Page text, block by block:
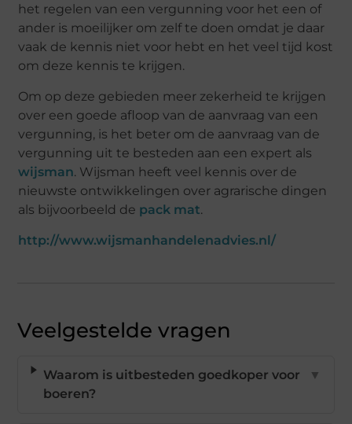
het regelen van een vergunning voor het een of
ander is moeilijker om zelf te doen omdat je daar
vaak de kennis niet voor hebt en het veel tijd kost
om deze kennis te krijgen.
Om op deze gebieden meer zekerheid te krijgen
over een goede afloop van de aanvraag van een
vergunning, is het beter om de aanvraag van de
vergunning uit te besteden aan een expert als
wijsman. Wijsman heeft veel kennis over de
nieuwste ontwikkelingen over agrarische dingen
als bijvoorbeeld de pack mat.
http://www.wijsmanhandelenadvies.nl/
Veelgestelde vragen
Waarom is uitbesteden goedkoper voor
boeren?
▼